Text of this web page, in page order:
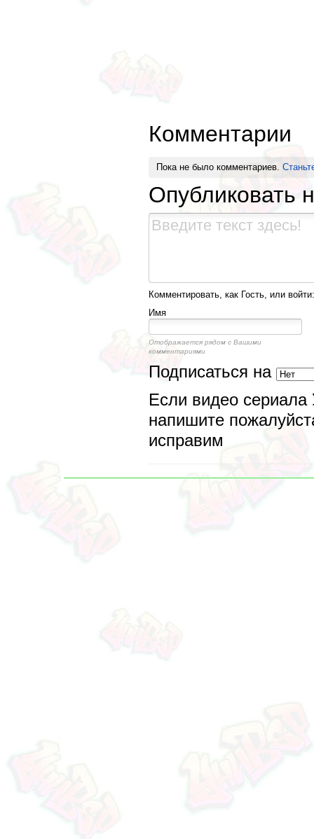
Комментарии
Пока не было комментариев.
Опубликовать
Комментировать, как Гость, или войти:
Имя
Отображается рядом с Вашими
комментариями
Подписаться на
Если видео сериала
напишите
исправим